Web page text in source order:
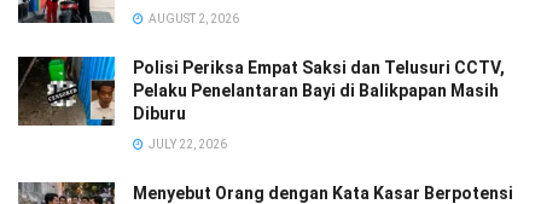
AUGUST 2, 2026
Polisi Periksa Empat Saksi dan Telusuri CCTV,
Pelaku Penelantaran Bayi di Balikpapan Masih
Diburu
JULY 22, 2026
Menyebut Orang dengan Kata Kasar Berpotensi